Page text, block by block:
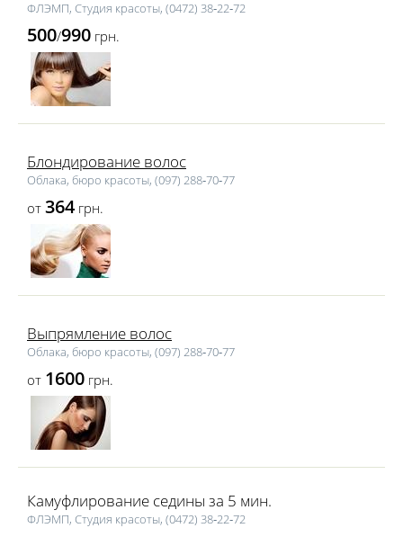
ФЛЭМП, Студия красоты, (0472) 38‑22‑72
500/990 грн.
Блондирование волос
Облака, бюро красоты, (097) 288‑70‑77
от 364 грн.
Выпрямление волос
Облака, бюро красоты, (097) 288‑70‑77
от 1600 грн.
Камуфлирование седины за 5 мин.
ФЛЭМП, Студия красоты, (0472) 38‑22‑72